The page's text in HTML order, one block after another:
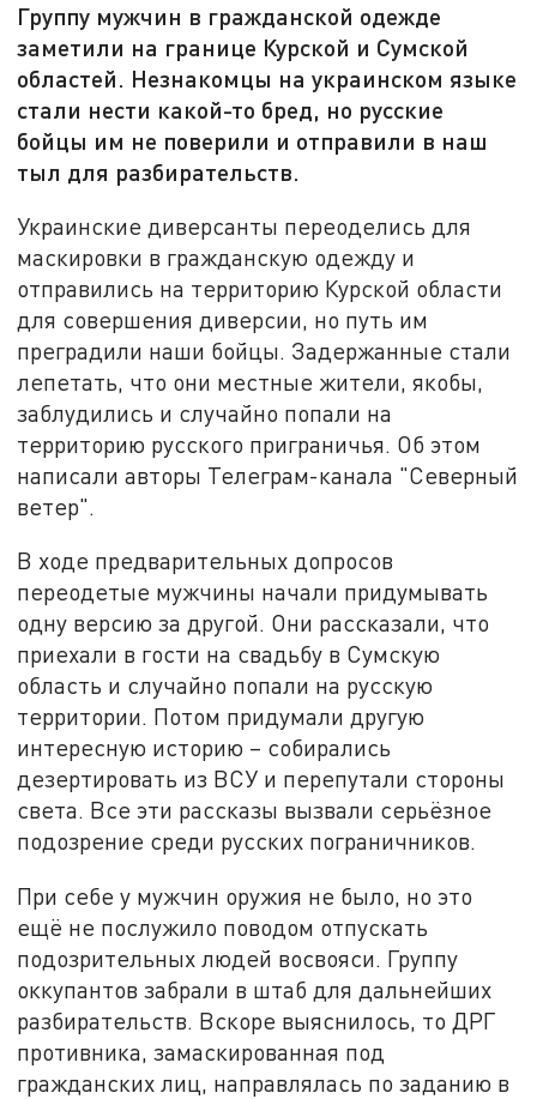
Группу мужчин в гражданской одежде
заметили на границе Курской и Сумской
областей. Незнакомцы на украинском языке
стали нести какой-то бред, но русские
бойцы им не поверили и отправили в наш
тыл для разбирательств.
Украинские диверсанты переоделись для
маскировки в гражданскую одежду и
отправились на территорию Курской области
для совершения диверсии, но путь им
преградили наши бойцы. Задержанные стали
лепетать, что они местные жители, якобы,
заблудились и случайно попали на
территорию русского приграничья. Об этом
написали авторы Телеграм-канала "Северный
ветер".
В ходе предварительных допросов
переодетые мужчины начали придумывать
одну версию за другой. Они рассказали, что
приехали в гости на свадьбу в Сумскую
область и случайно попали на русскую
территории. Потом придумали другую
интересную историю – собирались
дезертировать из ВСУ и перепутали стороны
света. Все эти рассказы вызвали серьёзное
подозрение среди русских пограничников.
При себе у мужчин оружия не было, но это
ещё не послужило поводом отпускать
подозрительных людей восвояси. Группу
оккупантов забрали в штаб для дальнейших
разбирательств. Вскоре выяснилось, то ДРГ
противника, замаскированная под
гражданских лиц, направлялась по заданию в